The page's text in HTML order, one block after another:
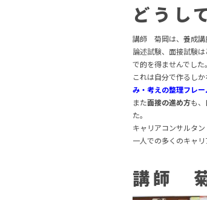
どうし
講師 菊岡は、養成講
論述試験、面接試験
で的を得ませんでした。
これは自分で作るし
み・考えの整理フレー
また面接の進め方も
た。
キャリアコンサルタン
一人での多くのキャ
講師